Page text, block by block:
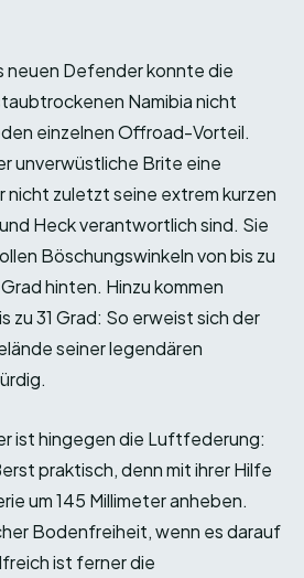
neuen Defender konnte die
Namibia nicht
einzelnen Offroad-Vorteil.
unverwüstliche Brite eine
zuletzt seine extrem kurzen
Heck verantwortlich sind. Sie
Böschungswinkeln von bis zu
hinten. Hinzu kommen
zu 31 Grad: So erweist sich der
seiner legendären
ist hingegen die Luftfederung:
praktisch, denn mit ihrer Hilfe
um 145 Millimeter anheben.
Bodenfreiheit, wenn es darauf
ist ferner die